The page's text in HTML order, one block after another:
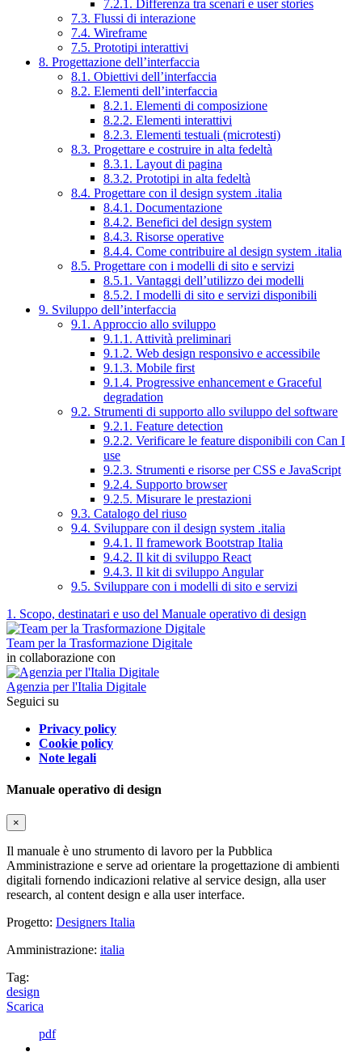
7.2.1. Differenza tra scenari e user stories
7.3. Flussi di interazione
7.4. Wireframe
7.5. Prototipi interattivi
8. Progettazione dell’interfaccia
8.1. Obiettivi dell’interfaccia
8.2. Elementi dell’interfaccia
8.2.1. Elementi di composizione
8.2.2. Elementi interattivi
8.2.3. Elementi testuali (microtesti)
8.3. Progettare e costruire in alta fedeltà
8.3.1. Layout di pagina
8.3.2. Prototipi in alta fedeltà
8.4. Progettare con il design system .italia
8.4.1. Documentazione
8.4.2. Benefici del design system
8.4.3. Risorse operative
8.4.4. Come contribuire al design system .italia
8.5. Progettare con i modelli di sito e servizi
8.5.1. Vantaggi dell’utilizzo dei modelli
8.5.2. I modelli di sito e servizi disponibili
9. Sviluppo dell’interfaccia
9.1. Approccio allo sviluppo
9.1.1. Attività preliminari
9.1.2. Web design responsivo e accessibile
9.1.3. Mobile first
9.1.4. Progressive enhancement e Graceful
degradation
9.2. Strumenti di supporto allo sviluppo del software
9.2.1. Feature detection
9.2.2. Verificare le feature disponibili con Can I
use
9.2.3. Strumenti e risorse per CSS e JavaScript
9.2.4. Supporto browser
9.2.5. Misurare le prestazioni
9.3. Catalogo del riuso
9.4. Sviluppare con il design system .italia
9.4.1. Il framework Bootstrap Italia
9.4.2. Il kit di sviluppo React
9.4.3. Il kit di sviluppo Angular
9.5. Sviluppare con i modelli di sito e servizi
1. Scopo, destinatari e uso del Manuale operativo di design
Team per la Trasformazione Digitale
in collaborazione con
Agenzia per l'Italia Digitale
Seguici su
Privacy policy
Cookie policy
Note legali
Manuale operativo di design
×
Il manuale è uno strumento di lavoro per la Pubblica
Amministrazione e serve ad orientare la progettazione di ambienti
digitali fornendo indicazioni relative al service design, alla user
research, al content design e alla user interface.
Progetto: Designers Italia
Amministrazione: italia
Tag:
design
Scarica
pdf